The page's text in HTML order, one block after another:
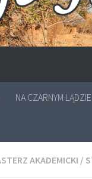
NA CZARNYM LĄDZIE
AKADEMICKI /